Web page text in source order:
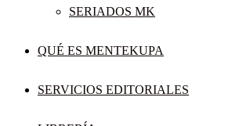
SERIADOS MK
QUÉ ES MENTEKUPA
SERVICIOS EDITORIALES